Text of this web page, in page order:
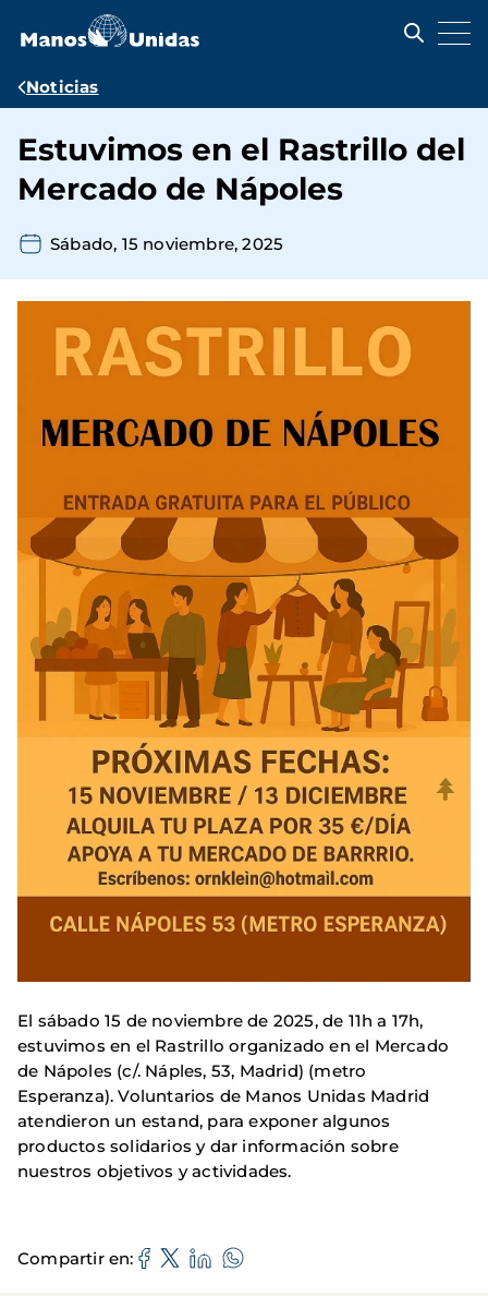
contenido
Ruta
navegación
Noticias
Estuvimos en el Rastrillo del
Mercado de Nápoles
Sábado, 15 noviembre, 2025
El sábado 15 de noviembre de 2025, de 11h a 17h,
estuvimos en el Rastrillo organizado en el Mercado
de Nápoles (c/. Náples, 53, Madrid) (metro
Esperanza). Voluntarios de Manos Unidas Madrid
atendieron un estand, para exponer algunos
productos solidarios y dar información sobre
nuestros objetivos y actividades.
Compartir en